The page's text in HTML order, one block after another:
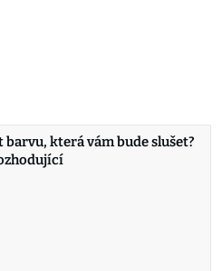
barvu, která vám bude slušet?